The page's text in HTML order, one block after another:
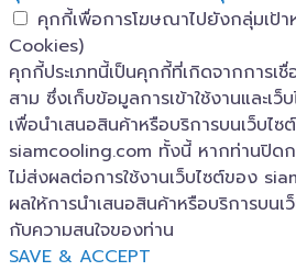
คุกกี้เพื่อการโฆษณาไปยังกลุ่มเป้
Cookies)
คุกกี้ประเภทนี้เป็นคุกกี้ที่เกิดจากการเ
สาม ซึ่งเก็บข้อมูลการเข้าใช้งานและเว็
เพื่อนำเสนอสินค้าหรือบริการบนเว็บไซ
siamcooling.com ทั้งนี้ หากท่านปิดก
ไม่ส่งผลต่อการใช้งานเว็บไซต์ของ
ผลให้การนำเสนอสินค้าหรือบริการบน
กับความสนใจของท่าน
SAVE & ACCEPT